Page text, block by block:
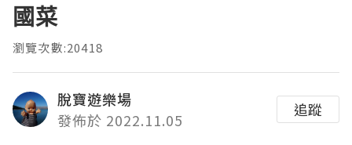
國菜
瀏覽次數:20418
脫寶遊樂場
發佈於 2022.11.05
追蹤